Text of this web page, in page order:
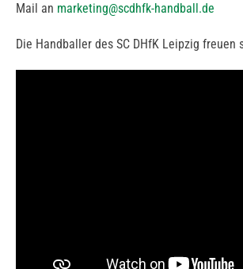
Mail an marketing@scdhfk-handball.de
Die Handballer des SC DHfK Leipzig